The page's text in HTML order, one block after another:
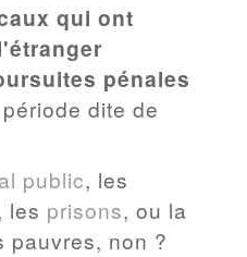
qui ont
pénales
dite de
public, les
les prisons, ou la
pauvres, non ?